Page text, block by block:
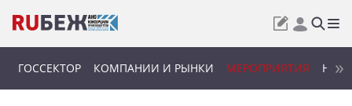
ГОССЕКТОР КОМПАНИИ И РЫНКИ МЕРОПРИЯТИЯ